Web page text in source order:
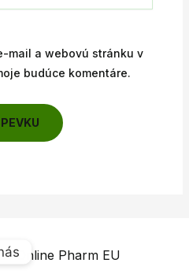
mail a webovú stránku v
budúce komentáre.
Online Pharm EU